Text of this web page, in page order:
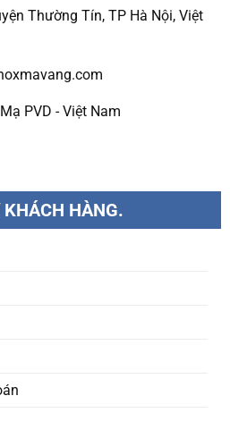
Thường Tín, TP Hà Nội, Việt
PVD - Việt Nam
KHÁCH HÀNG.